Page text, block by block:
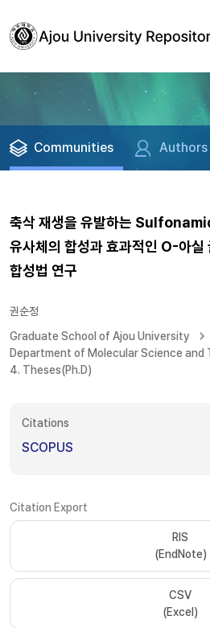
Communities Authors
축삭 재생을 유발하는
유사체의 합성과 효과적인 O-아실
합성법 연구
권순정
Graduate School of Ajou University
Department of Molecular Science and
4. Theses(Ph.D)
Citations
SCOPUS
Citation Export
RIS
(EndNote)
CSV
(Excel)